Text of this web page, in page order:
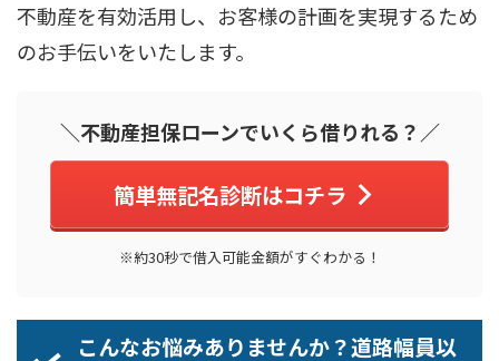
不動産を有効活用し、お客様の計画を実現するため
のお手伝いをいたします。
＼不動産担保ローンでいくら借りれる？／
簡単無記名診断はコチラ
※約30秒で借入可能金額がすぐわかる！
こんなお悩みありませんか？道路幅員以